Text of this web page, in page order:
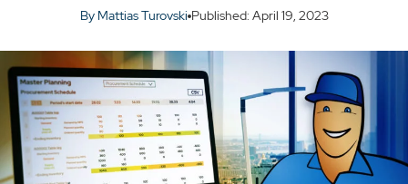
By Mattias Turovski Published: April 19, 2023